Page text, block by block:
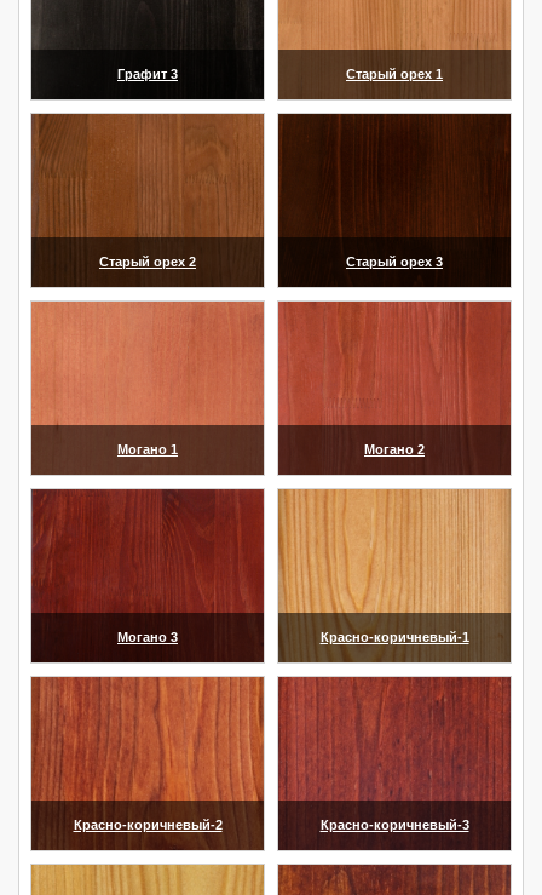
Графит 3 Старый орех 1
Старый орех 2 Старый орех 3
Могано 1 Могано 2
Могано 3 Красно-коричневый-1
Красно-коричневый-2 Красно-коричневый-3